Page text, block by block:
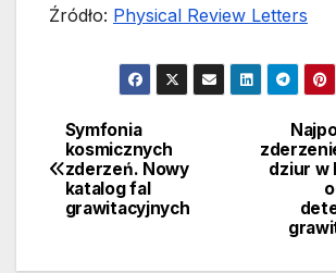
Źródło: Physical Review Letters
Nawigacja
wpisu
dziur w
Symfonia
kosmicznych
zderzeń. Nowy
katalog fal
grawitacyjnych